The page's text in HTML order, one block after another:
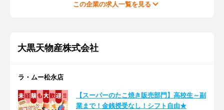
この企業の求人一覧を見る
大黒天物産株式会社
ラ・ムー松永店
【スーパーのたこ焼き販売部門】高校生～副
業まで！金銭授受なし！シフト自由★